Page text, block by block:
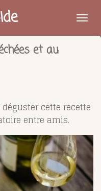
et au
cette recette
entre amis.